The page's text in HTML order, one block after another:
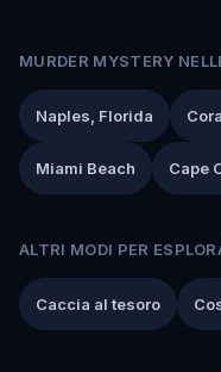
MURDER MYSTERY
Naples, Florida
Miami Beach Cape
ALTRI MODI PER
Caccia al tesoro